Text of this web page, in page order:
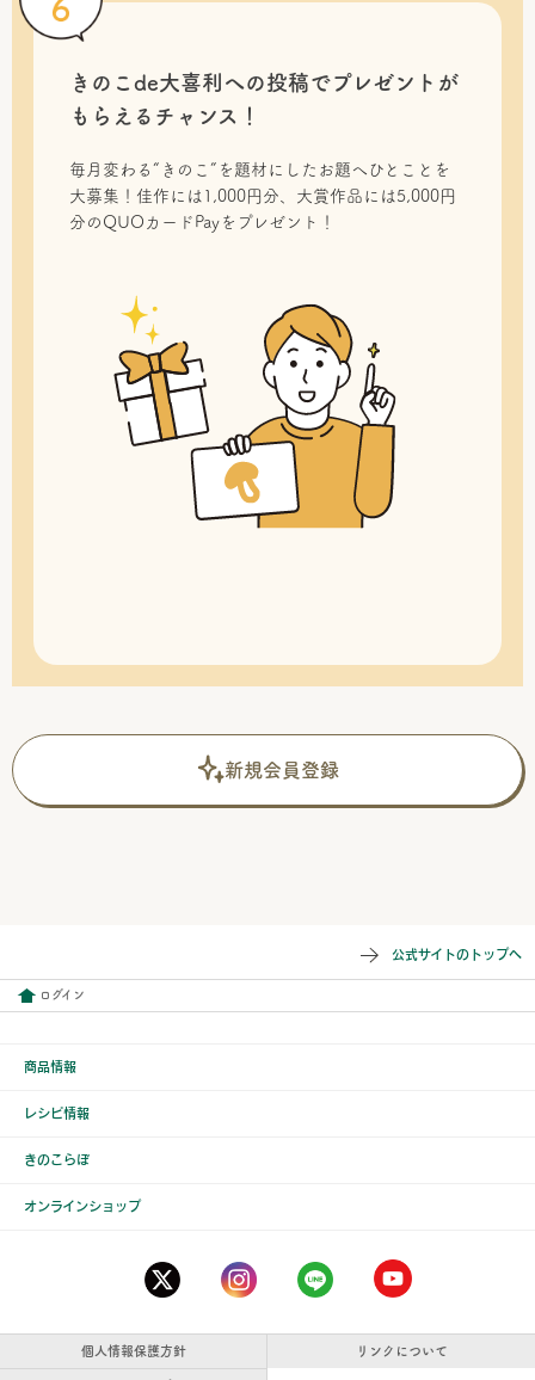
きのこde大喜利への投稿でプレゼントが
もらえるチャンス！
毎月変わる“きのこ”を題材にしたお題へひとことを
大募集！佳作には1,000円分、大賞作品には5,000円
分のQUOカードPayをプレゼント！
新規会員登録
公式サイトのトップへ
ログイン
商品情報
レシピ情報
きのこらぼ
オンラインショップ
個人情報保護方針 リンクについて